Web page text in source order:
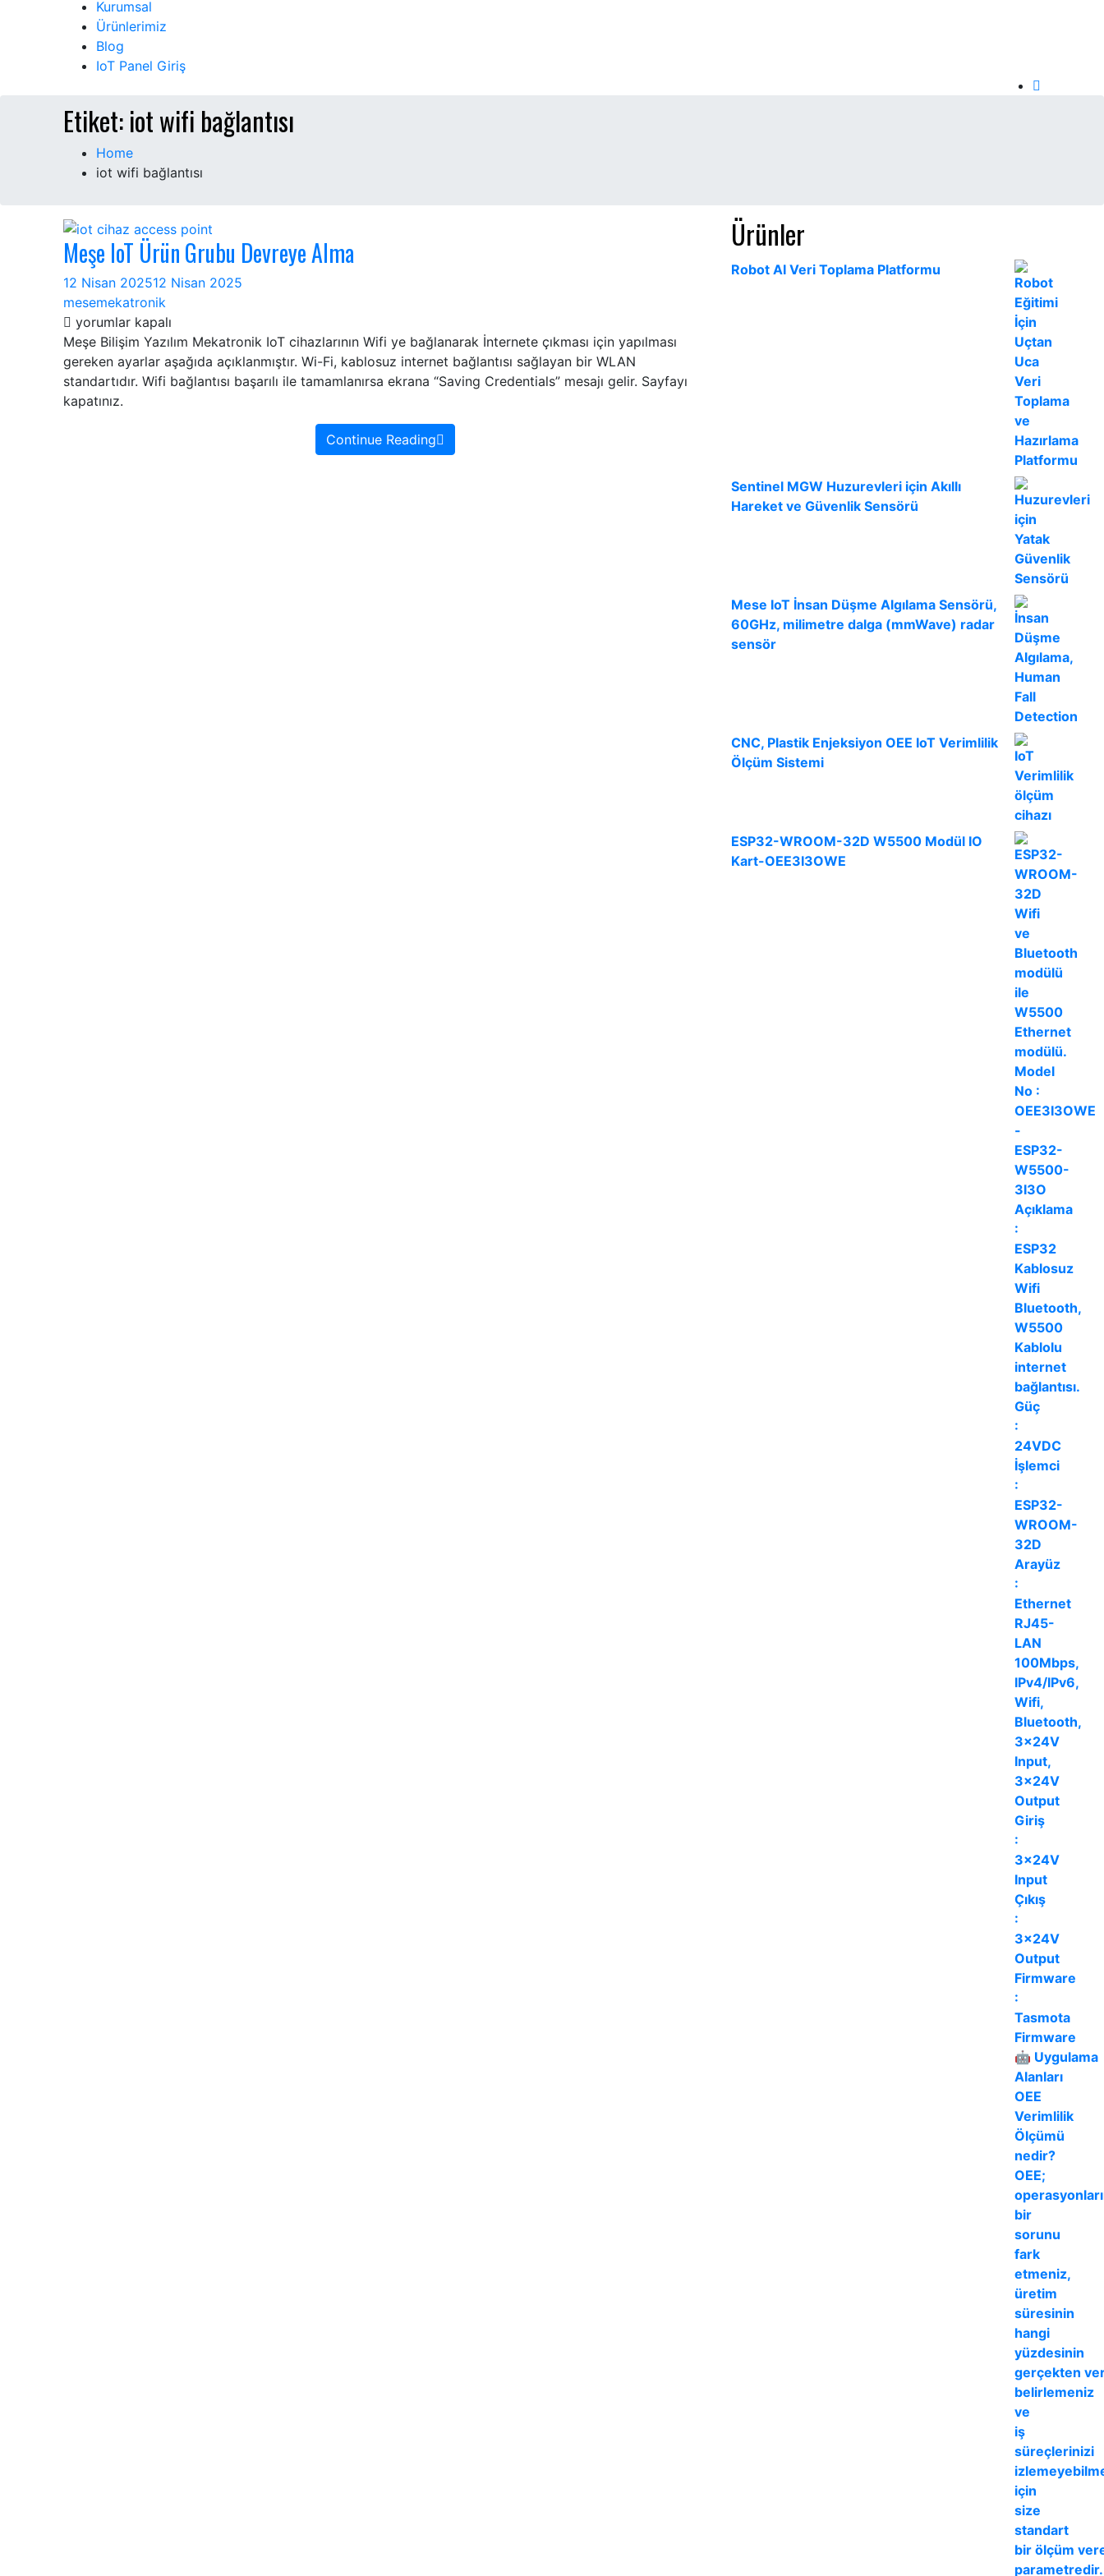
Kurumsal
Ürünlerimiz
Blog
IoT Panel Giriş
Etiket:iot wifi bağlantısı
Home
iot wifi bağlantısı
Meşe IoT Ürün Grubu Devreye Alma
12 Nisan 202512 Nisan 2025
mesemekatronik
Meşe
IoT
Ürün
Grubu
Devreye
yorumlar kapalı
Meşe Bilişim Yazılım Mekatronik IoT cihazlarının Wifi ye bağlanarak İnternete çıkması için yapılması
gereken ayarlar aşağıda açıklanmıştır. Wi-Fi, kablosuz internet bağlantısı sağlayan bir WLAN
standartıdır. Wifi bağlantısı başarılı ile tamamlanırsa ekrana “Saving Credentials” mesajı gelir. Sayfayı
kapatınız.
Continue Reading
Ürünler
Robot AI Veri Toplama Platformu
Sentinel MGW Huzurevleri için Akıllı
Hareket ve Güvenlik Sensörü
Mese IoT İnsan Düşme Algılama Sensörü,
60GHz, milimetre dalga (mmWave) radar
sensör
CNC, Plastik Enjeksiyon OEE IoT Verimlilik
Ölçüm Sistemi
ESP32-WROOM-32D W5500 Modül IO
Kart-OEE3I3OWE